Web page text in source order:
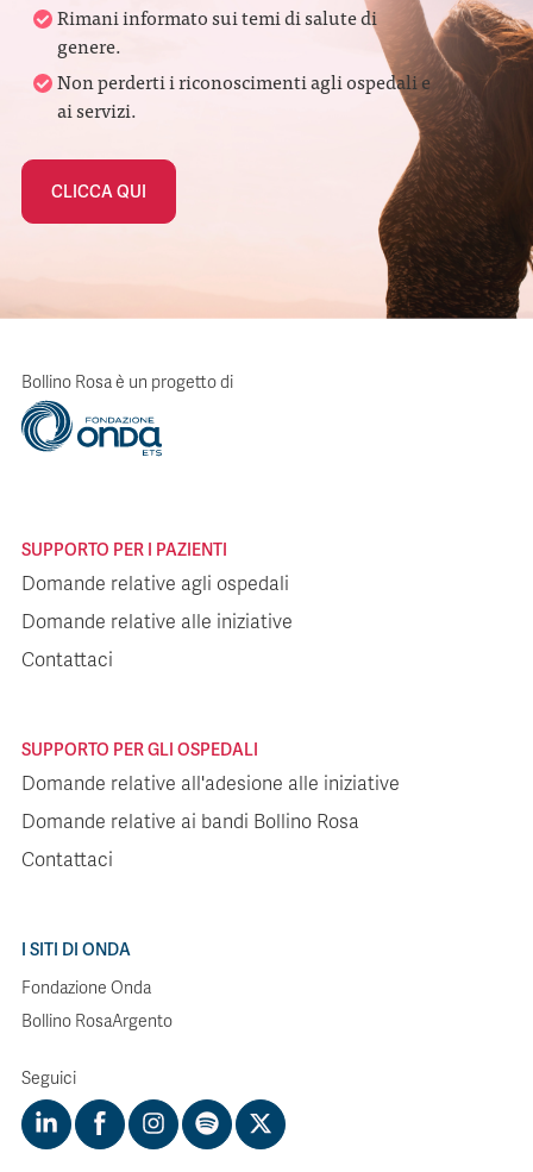
Rimani informato sui temi di salute di
genere.
Non perderti i riconoscimenti agli ospedali e
ai servizi.
CLICCA QUI
Bollino Rosa è un progetto di
SUPPORTO PER I PAZIENTI
Domande relative agli ospedali
Domande relative alle iniziative
Contattaci
SUPPORTO PER GLI OSPEDALI
Domande relative all'adesione alle iniziative
Domande relative ai bandi Bollino Rosa
Contattaci
I SITI DI ONDA
Fondazione Onda
Bollino RosaArgento
Seguici